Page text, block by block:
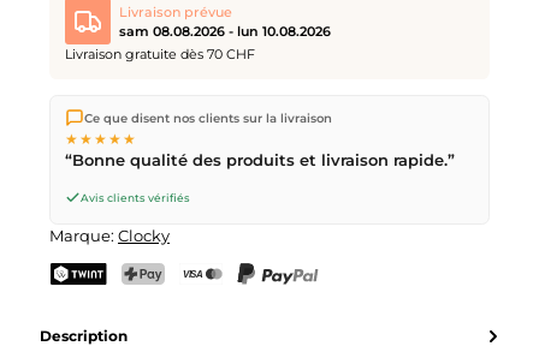
Livraison prévue
sam 08.08.2026 - lun 10.08.2026
Livraison gratuite dès 70 CHF
Nous expédions directement depuis notre entrepôt à Kriens,
en Suisse.Livraison gratuitedèsCHF 70
passées avant
livraison leprochain jour ouvrable par la Poste Suisse.
commande avantvendredi, 17h
Ce que disent nos clients sur la livraison
★★★★★
“Bonne qualité des produits et livraison rapide.”
Avis clients vérifiés
Marque: Clocky
Description